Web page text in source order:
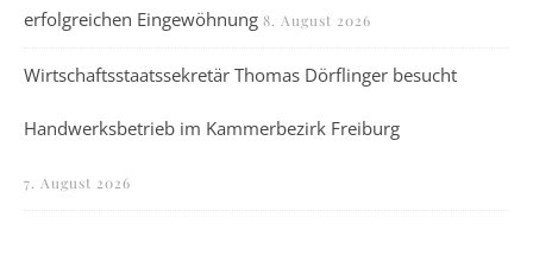
erfolgreichen Eingewöhnung 8. August 2026
Wirtschaftsstaatssekretär Thomas Dörflinger besucht
Handwerksbetrieb im Kammerbezirk Freiburg
7. August 2026